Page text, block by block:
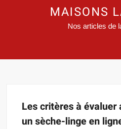
MAISONS
Nos articles de
Les critères à évaluer
un sèche-linge en